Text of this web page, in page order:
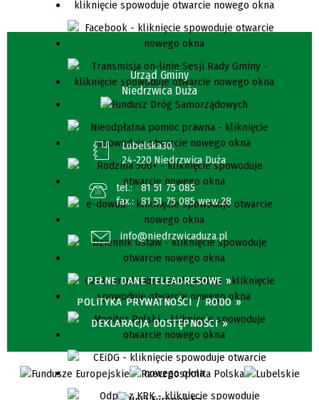
Urząd Gminy
Niedrzwica Duża
Lubelska30,
24-220 Niedrzwica Duża
tel.:
81 51 75 085
fax.:
81 51 75 085 wew.28
info@niedrzwicaduza.pl
PEŁNE DANE TELEADRESOWE »
POLITYKA PRYWATNOŚCI / RODO »
DEKLARACJA DOSTĘPNOŚCI »